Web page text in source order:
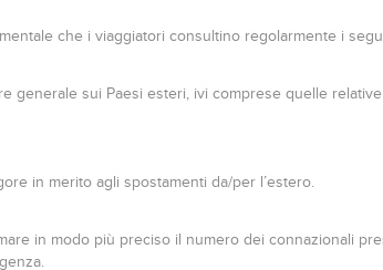
che i viaggiatori consultino regolarmente i
generale sui Paesi esteri, ivi comprese quelle
in merito agli spostamenti da/per l’estero.
in modo più preciso il numero dei connazionali